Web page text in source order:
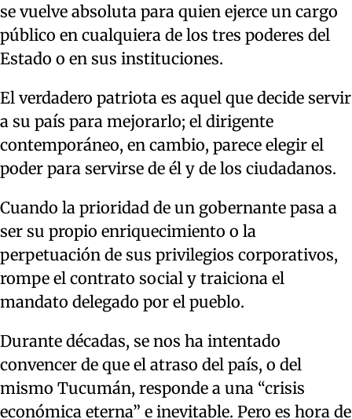
se vuelve absoluta para quien ejerce un cargo
público en cualquiera de los tres poderes del
Estado o en sus instituciones.
El verdadero patriota es aquel que decide servir
a su país para mejorarlo; el dirigente
contemporáneo, en cambio, parece elegir el
poder para servirse de él y de los ciudadanos.
Cuando la prioridad de un gobernante pasa a
ser su propio enriquecimiento o la
perpetuación de sus privilegios corporativos,
rompe el contrato social y traiciona el
mandato delegado por el pueblo.
Durante décadas, se nos ha intentado
convencer de que el atraso del país, o del
mismo Tucumán, responde a una “crisis
económica eterna” e inevitable. Pero es hora de